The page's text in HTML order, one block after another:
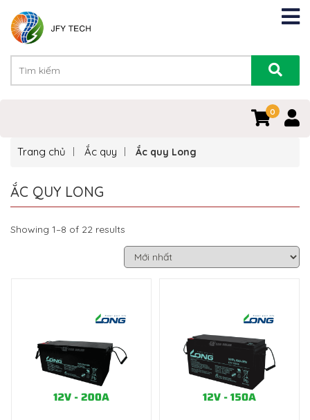
0
Trang chủ Ắc quy Ắc quy Long
ẮC QUY LONG
Showing 1–8 of 22 results